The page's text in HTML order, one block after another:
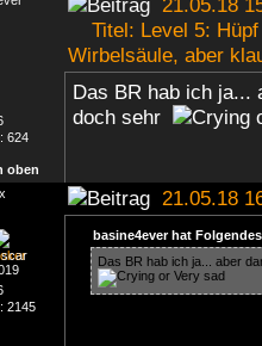
21.05.18
Titel: Level 5: Hüpf
Wirbelsäule, aber
624
Das BR hab ich ja...
doch sehr
oben
21.05.18
2145
basine4ever hat
Das BR hab ich ja... aber